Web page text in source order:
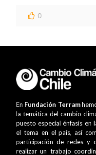
0
En Fundación Terram
la temática del cambio
puesto especial énfasis en
el tema en el país, así
participación de redes y
realizar un trabajo